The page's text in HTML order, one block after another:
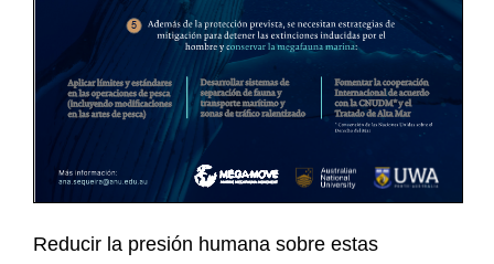
Reducir la presión humana sobre estas